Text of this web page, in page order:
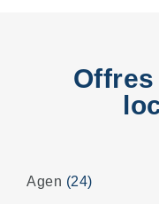
Agen (24)